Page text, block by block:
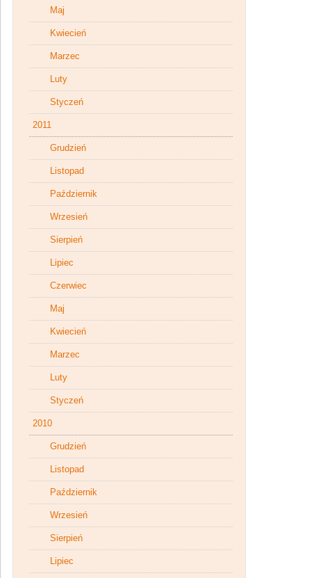
Maj
Kwiecień
Marzec
Luty
Styczeń
2011
Grudzień
Listopad
Październik
Wrzesień
Sierpień
Lipiec
Czerwiec
Maj
Kwiecień
Marzec
Luty
Styczeń
2010
Grudzień
Listopad
Październik
Wrzesień
Sierpień
Lipiec